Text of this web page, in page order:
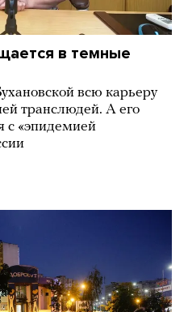
в темные
всю карьеру
транслюдей. А его
с «эпидемией